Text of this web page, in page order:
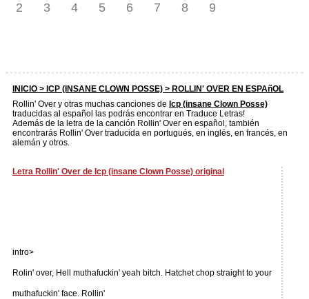
2
3 4 5 6 7 8 9
INICIO > ICP (INSANE CLOWN POSSE) > ROLLIN' OVER EN ESPAñOL
Rollin' Over y otras muchas canciones de Icp (insane Clown Posse)
traducidas al español las podrás encontrar en Traduce Letras!
Además de la letra de la canción Rollin' Over en español, también
encontrarás Rollin' Over traducida en portugués, en inglés, en francés, en
alemán y otros.
Letra Rollin' Over de Icp (insane Clown Posse) original
intro>
Rolin' over, Hell muthafuckin' yeah bitch. Hatchet chop straight to your
muthafuckin' face. Rollin'